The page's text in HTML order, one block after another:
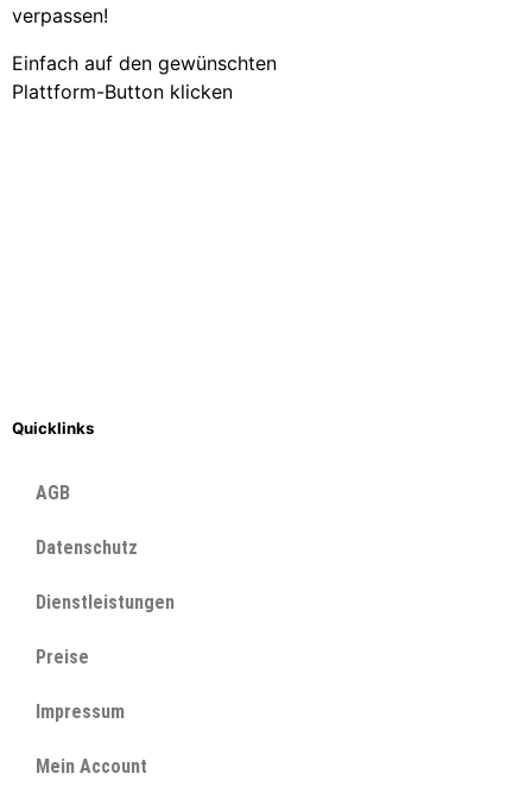
verpassen!
Einfach auf den gewünschten
Plattform-Button klicken
Quicklinks
AGB
Datenschutz
Dienstleistungen
Preise
Impressum
Mein Account